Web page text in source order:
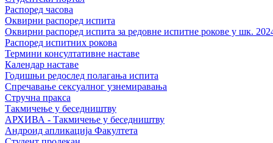
Распоред часова
Оквирни распоред испита
Оквирни распоред испита за редовне испитне рокове у шк.
Распоред испитних рокова
Термини консултативне наставе
Календар наставе
Годишњи редослед полагања испита
Спречавање сексуалног узнемиравања
Стручна пракса
Такмичење у беседништву
АРХИВА - Такмичење у беседништву
Андроид апликација Факултета